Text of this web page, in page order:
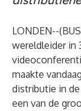
LONDEN--(
wereldleider in
maakte
distributie in
een van de